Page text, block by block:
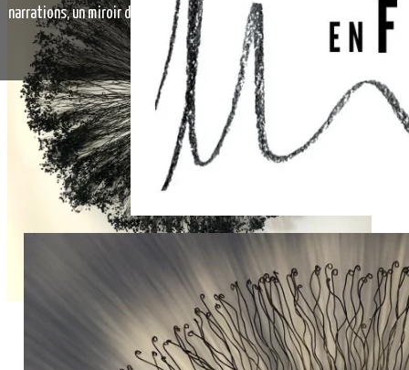
narrations, un miroir dans lequel chacun trouvera ses rêveries.